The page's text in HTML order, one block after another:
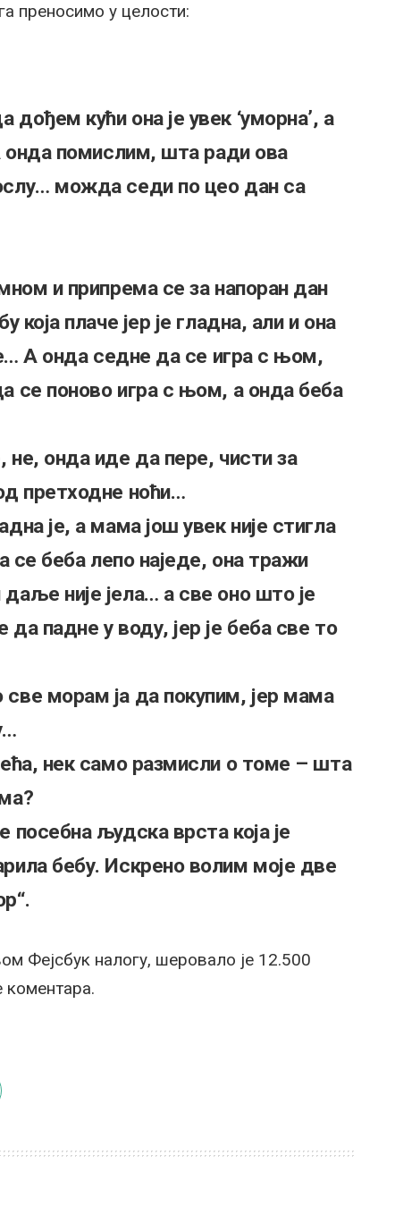
преносимо у целости:
кући она је увек ‘уморна’, а
онда помислим, шта ради ова
можда седи по цео дан са
и припрема се за напоран дан
која плаче јер је гладна, али и она
А онда седне да се игра с њом,
се поново игра с њом, а онда беба
онда иде да пере, чисти за
претходне ноћи…
је, а мама још увек није стигла
се беба лепо наједе, она тражи
није јела… а све оно што је
падне у воду, јер је беба све то
морам ја да покупим, јер мама
нек само размисли о томе – шта
посебна људска врста која је
бебу. Искрено волим моје две
Фејсбук налогу, шеровало је 12.500